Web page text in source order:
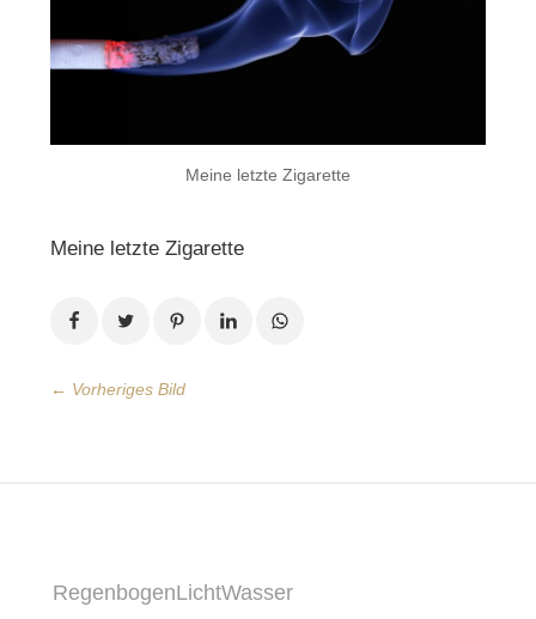
Meine letzte Zigarette
Meine letzte Zigarette
← Vorheriges Bild
RegenbogenLichtWasser